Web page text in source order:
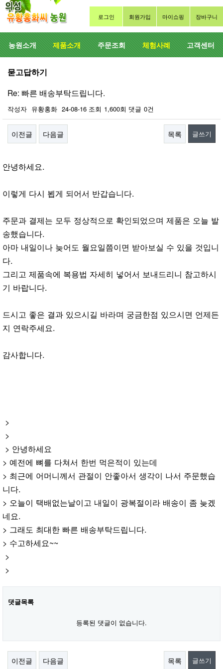
로그인 회원가입 마이쇼핑 장바구니
농원소개 제품소개 주문조회 체험사례 고객센터
묻고답하기
Re: 빠른 배송부탁드립니다.
작성자 유황홍화 24-08-16 조회 1,600회 댓글 0건
이전글 다음글 목록 글쓰기
안녕하세요.
이렇게 다시 뵙게 되어서 반갑습니다.
주문과 결제는 모두 정상적으로 확인되었으며 제품은 오늘 발
송했습니다.
아마 내일이나 늦어도 월요일쯤이면 받아보실 수 있을 것입니
다.
그리고 제품속에 복용법 자세히 넣어서 보내드리니 참고하시
기 바랍니다.
드시고 좋은 결과 있으시길 바라며 궁금한점 있으시면 언제든
지 연락주세요.
감사합니다.
>
>
> 안녕하세요
> 예전에 뼈를 다쳐서 한번 먹은적이 있는데
> 최근에 어머니께서 관절이 안좋아서 생각이 나서 주문했습
니다.
> 오늘이 택배없는날이고 내일이 광복절이라 배송이 좀 늦겠
네요.
> 그래도 최대한 빠른 배송부탁드립니다.
> 수고하세요~~
>
>
댓글목록
등록된 댓글이 없습니다.
이전글 다음글 목록 글쓰기